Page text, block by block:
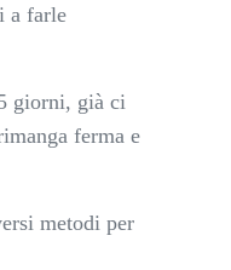
a farle
giorni, già ci
ferma e
metodi per